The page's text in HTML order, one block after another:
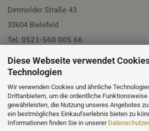
Diese Webseite verwendet
Technologien
Wir verwenden Cookies und ähnliche
Drittanbietern, um die ordentliche
gewährleisten, die Nutzung unseres Angebotes
ein bestmögliches Einkaufserlebnis bieten zu
Informationen finden Sie in unserer
Detmolder Straße 43
33604 Bielefeld
Tel. 0521-560 005 66
FILIALE PADERBORN
Friedrichstraße 13
33102 Paderborn
Tel.05251-230 01